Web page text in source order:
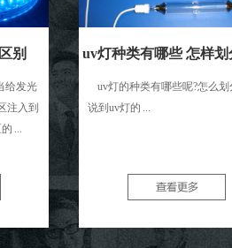
uv灯种类有哪些 怎样划分的呢
uv灯的种类有哪些呢?怎么划分呢？
说到uv灯的 ...